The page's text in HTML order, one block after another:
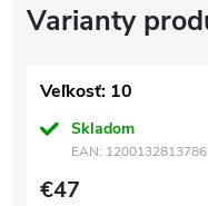
Veľkosť: 10
Skladom
EAN: 1200132813786
€47